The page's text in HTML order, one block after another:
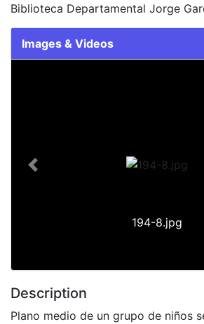
Biblioteca Departamental Jorge
Images & Videos
194-8.jpg
Previous
Description
Plano medio de un grupo de niños